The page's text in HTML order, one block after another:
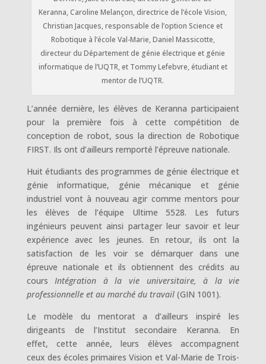
Keranna, Caroline Melançon, directrice de l’école Vision,
Christian Jacques, responsable de l’option Science et
Robotique à l’école Val-Marie, Daniel Massicotte,
directeur du Département de génie électrique et génie
informatique de l’UQTR, et Tommy Lefebvre, étudiant et
mentor de l’UQTR.
L’année dernière, les élèves de Keranna participaient
pour la première fois à cette compétition de
conception de robot, sous la direction de Robotique
FIRST. Ils ont d’ailleurs remporté l’épreuve nationale.
Huit étudiants des programmes de génie électrique et
génie informatique, génie mécanique et génie
industriel vont à nouveau agir comme mentors pour
les élèves de l’équipe Ultime 5528. Les futurs
ingénieurs peuvent ainsi partager leur savoir et leur
expérience avec les jeunes. En retour, ils ont la
satisfaction de les voir se démarquer dans une
épreuve nationale et ils obtiennent des crédits au
cours Intégration à la vie universitaire, à la vie
professionnelle et au marché du travail(GIN 1001).
Le modèle du mentorat a d’ailleurs inspiré les
dirigeants de l’Institut secondaire Keranna. En
effet, cette année, leurs élèves accompagnent
ceux des écoles primaires Vision et Val-Marie de Trois-